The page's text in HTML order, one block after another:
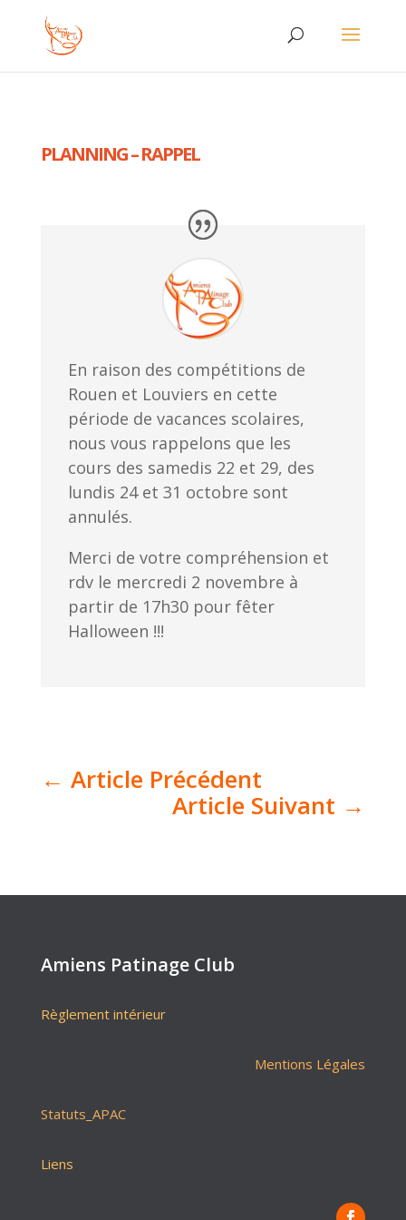
PLANNING – RAPPEL
En raison des compétitions de
Rouen et Louviers en cette
période de vacances scolaires,
nous vous rappelons que les
cours des samedis 22 et 29, des
lundis 24 et 31 octobre sont
annulés.
Merci de votre compréhension et
rdv le mercredi 2 novembre à
partir de 17h30 pour fêter
Halloween !!!
← Article Précédent
Article Suivant →
Amiens Patinage Club
Règlement intérieur
Mentions Légales
Statuts_APAC
Liens